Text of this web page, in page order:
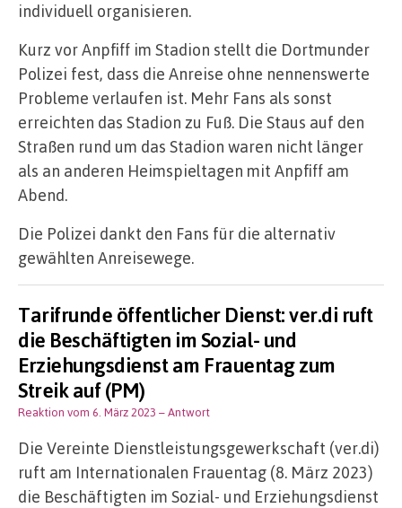
individuell organisieren.
Kurz vor Anpfiff im Stadion stellt die Dortmunder
Polizei fest, dass die Anreise ohne nennenswerte
Probleme verlaufen ist. Mehr Fans als sonst
erreichten das Stadion zu Fuß. Die Staus auf den
Straßen rund um das Stadion waren nicht länger
als an anderen Heimspieltagen mit Anpfiff am
Abend.
Die Polizei dankt den Fans für die alternativ
gewählten Anreisewege.
Tarifrunde öffentlicher Dienst: ver.di ruft
die Beschäftigten im Sozial- und
Erziehungsdienst am Frauentag zum
Streik auf (PM)
Reaktion vom 6. März 2023 – Antwort
Die Vereinte Dienstleistungsgewerkschaft (ver.di)
ruft am Internationalen Frauentag (8. März 2023)
die Beschäftigten im Sozial- und Erziehungsdienst